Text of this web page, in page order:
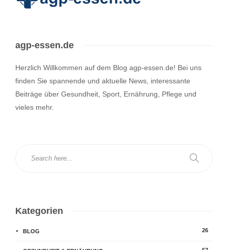
agp-essen.de
Herzlich Willkommen auf dem Blog agp-essen.de! Bei uns
finden Sie spannende und aktuelle News, interessante
Beiträge über Gesundheit, Sport, Ernährung, Pflege und
vieles mehr.
Kategorien
BLOG 26